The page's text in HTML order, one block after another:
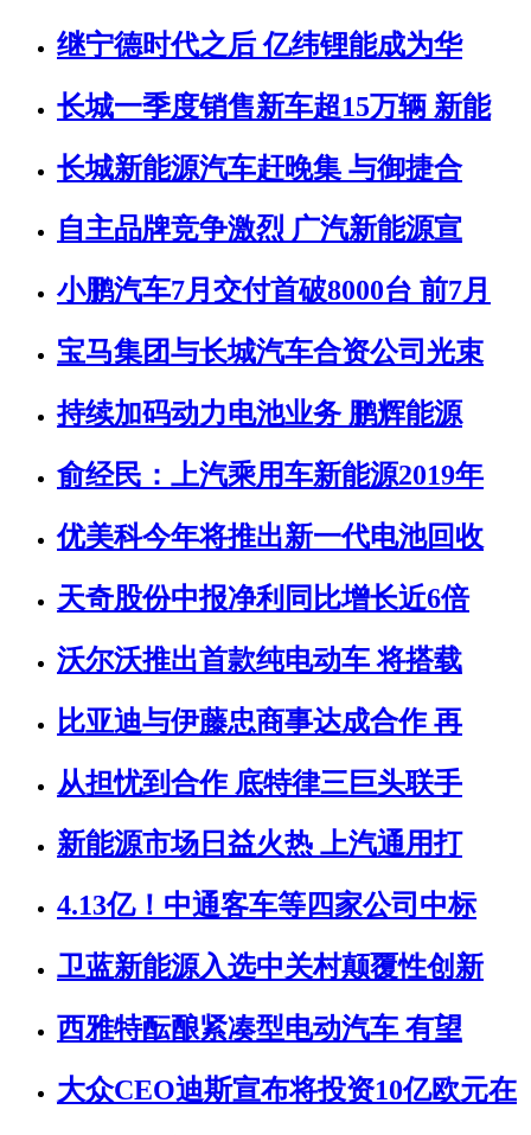
继宁德时代之后 亿纬锂能成为华
长城一季度销售新车超15万辆 新能
长城新能源汽车赶晚集 与御捷合
自主品牌竞争激烈 广汽新能源宣
小鹏汽车7月交付首破8000台 前7月
宝马集团与长城汽车合资公司光束
持续加码动力电池业务 鹏辉能源
俞经民：上汽乘用车新能源2019年
优美科今年将推出新一代电池回收
天奇股份中报净利同比增长近6倍
沃尔沃推出首款纯电动车 将搭载
比亚迪与伊藤忠商事达成合作 再
从担忧到合作 底特律三巨头联手
新能源市场日益火热 上汽通用打
4.13亿！中通客车等四家公司中标
卫蓝新能源入选中关村颠覆性创新
西雅特酝酿紧凑型电动汽车 有望
大众CEO迪斯宣布将投资10亿欧元在